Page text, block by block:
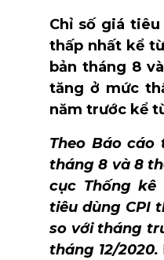
Chỉ số giá
thấp nhất kể
bản tháng 8
tăng ở mức
năm trước kể
Theo Báo
tháng 8 và 8
cục Thống kê
tiêu dùng CPI
so với tháng
tháng 12/2020.